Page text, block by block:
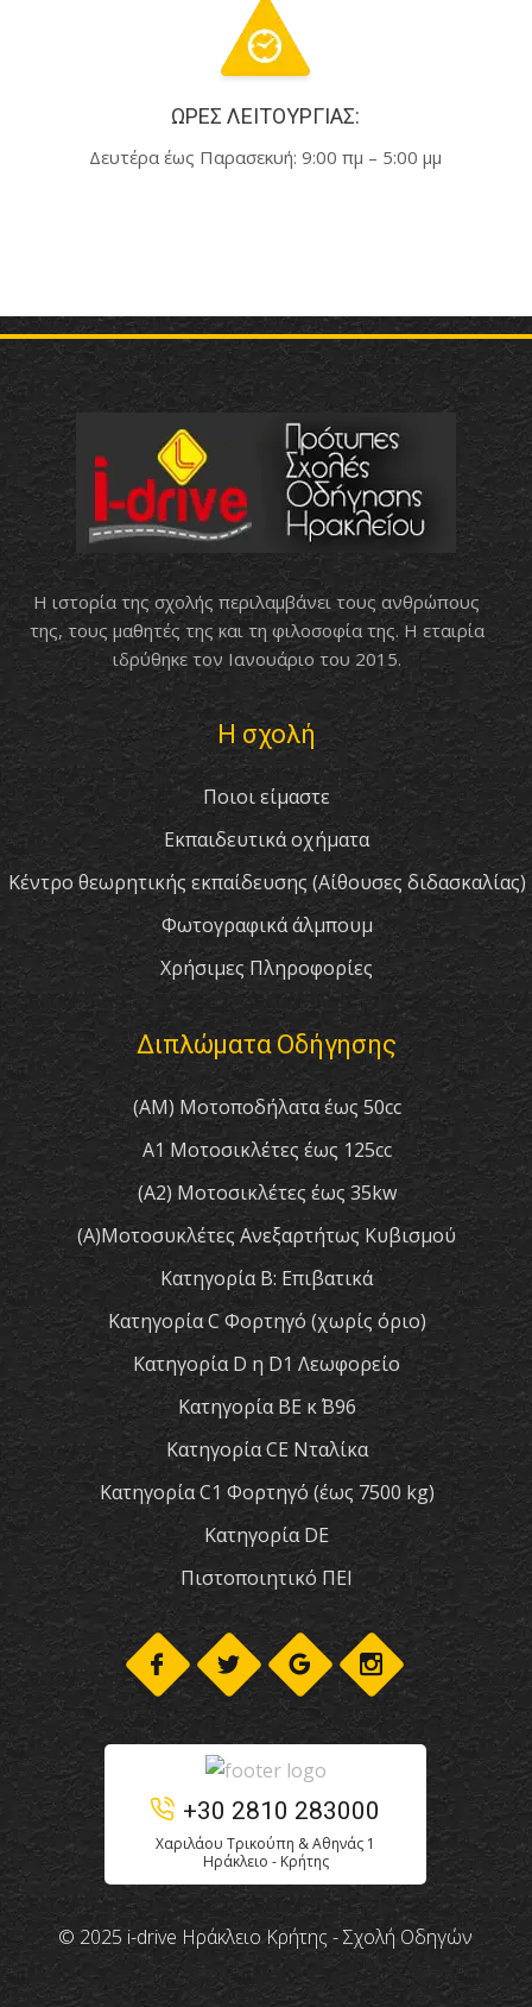
ΏΡΕΣ ΛΕΙΤΟΥΡΓΊΑΣ:
Δευτέρα έως Παρασεκυή: 9:00 πμ – 5:00 μμ
Η ιστορία της σχολής περιλαμβάνει τους ανθρώπους
της, τους μαθητές της και τη φιλοσοφία της. Η εταιρία
ιδρύθηκε τον Ιανουάριο του 2015.
Η σχολή
Ποιοι είμαστε
Εκπαιδευτικά οχήματα
Κέντρο θεωρητικής εκπαίδευσης (Αίθουσες διδασκαλίας)
Φωτογραφικά άλμπουμ
Χρήσιμες Πληροφορίες
Διπλώματα Οδήγησης
(AM) Μοτοποδήλατα έως 50cc
A1 Μοτοσικλέτες έως 125cc
(A2) Μοτοσικλέτες έως 35kw
(A)Μοτοσυκλέτες Ανεξαρτήτως Κυβισμού
Κατηγορία Β: Επιβατικά
Κατηγορία C Φορτηγό (χωρίς όριο)
Κατηγορία D η D1 Λεωφορείο
Κατηγορία ΒΕ κ΄ Β96
Κατηγορία CE Νταλίκα
Κατηγορία C1 Φορτηγό (έως 7500 kg)
Κατηγορία DE
Πιστοποιητικό ΠΕΙ
+30 2810 283000
Χαριλάου Τρικούπη & Αθηνάς 1
Ηράκλειο - Κρήτης
© 2025 i-drive Ηράκλειο Κρήτης - Σχολή Οδηγών